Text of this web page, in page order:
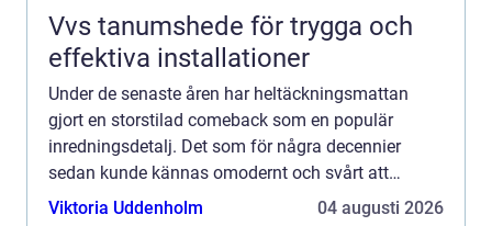
Vvs tanumshede för trygga och
effektiva installationer
Under de senaste åren har heltäckningsmattan
gjort en storstilad comeback som en populär
inredningsdetalj. Det som för några decennier
sedan kunde kännas omodernt och svårt att
underhålla, har nu utvecklats...
Viktoria Uddenholm 04 augusti 2026